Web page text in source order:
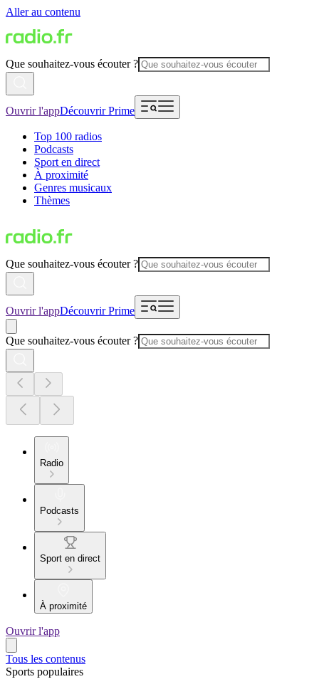
Aller au contenu
Que souhaitez-vous écouter ?
Ouvrir l'appDécouvrir Prime
Top 100 radios
Podcasts
Sport en direct
À proximité
Genres musicaux
Thèmes
Que souhaitez-vous écouter ?
Ouvrir l'appDécouvrir Prime
Que souhaitez-vous écouter ?
Radio
Podcasts
Sport en direct
À proximité
Ouvrir l'app
Tous les contenus
Sports populaires